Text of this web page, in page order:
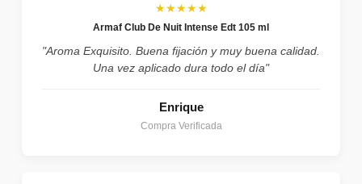
★★★★★
Armaf Club De Nuit Intense Edt 105 ml
"Aroma Exquisito. Buena fijación y muy buena calidad.
Una vez aplicado dura todo el día"
Enrique
Compra Verificada